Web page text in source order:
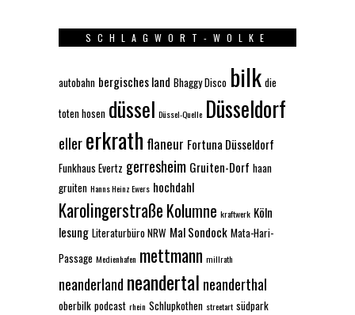
SCHLAGWORT-WOLKE
autobahn bergisches land Bhaggy Disco bilk die
toten hosen düssel Düssel-Quelle Düsseldorf
ellererkrath flaneur Fortuna Düsseldorf
Funkhaus Evertz gerresheim Gruiten-Dorf haan
gruiten Hanns Heinz Ewers hochdahl
Karolingerstraße Kolumne kraftwerk Köln
lesung Literaturbüro NRW Mal Sondock Mata-Hari-
Passage Medienhafen mettmann millrath
neanderland neandertal neanderthal
oberbilk podcast rhein Schlupkothen streetart südpark